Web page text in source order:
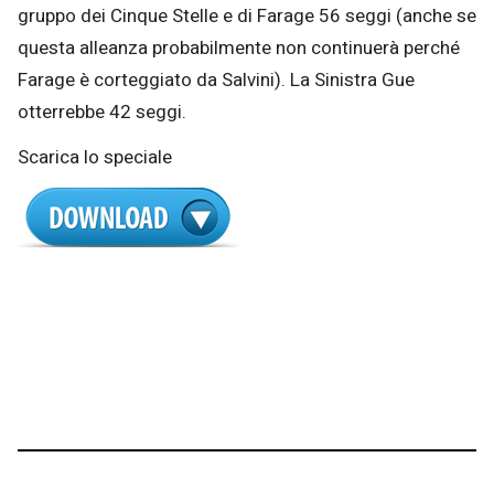
gruppo dei Cinque Stelle e di Farage 56 seggi (anche se
questa alleanza probabilmente non continuerà perché
Farage è corteggiato da Salvini). La Sinistra Gue
otterrebbe 42 seggi.
Scarica lo speciale